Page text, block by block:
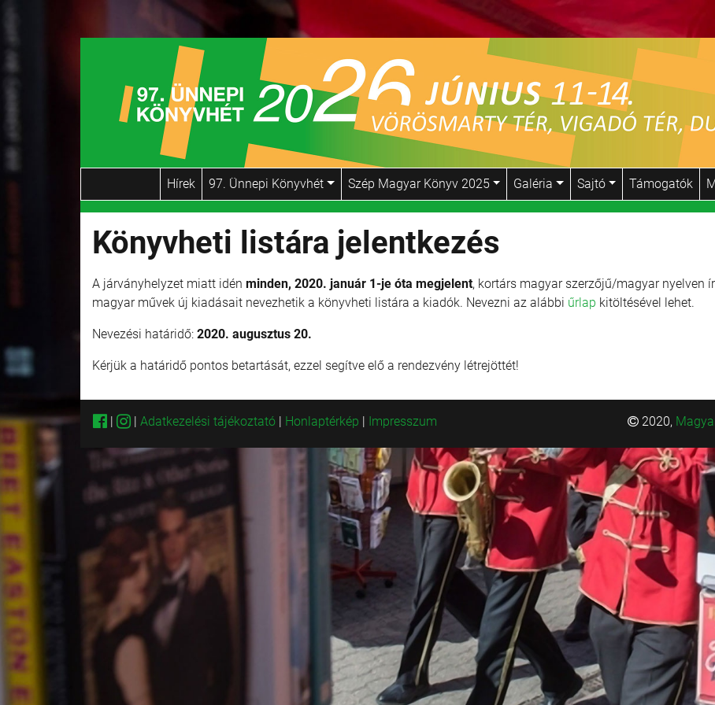
Hírek 97. Ünnepi Könyvhét Szép Magyar Könyv 2025 Galéria Sajtó Támogatók
Könyvheti listára jelentkezés
A járványhelyzet miatt idén minden, 2020. január 1-je óta megjelent, kortárs magyar szerzőjű/magyar nyelven
magyar művek új kiadásait nevezhetik a könyvheti listára a kiadók. Nevezni az alábbi űrlap kitöltésével lehet.
Nevezési határidő: 2020. augusztus 20.
Kérjük a határidő pontos betartását, ezzel segítve elő a rendezvény létrejöttét!
| | Adatkezelési tájékoztató | Honlaptérkép | Impresszum 2020,